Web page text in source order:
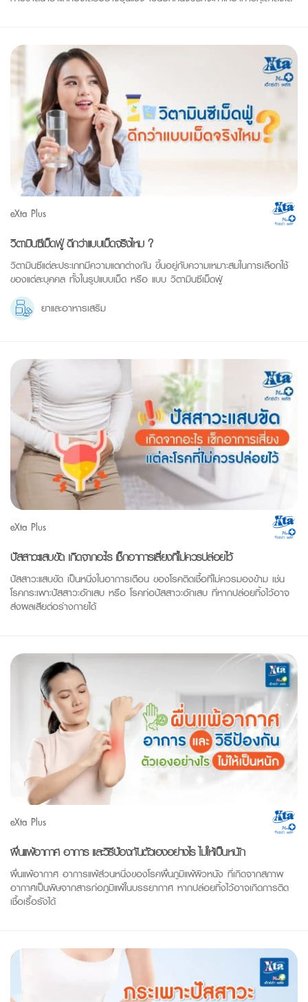
eXta Plus
วิตามินซีเม็ดฟู่ ดีกว่าแบบเม็ดจริงไหม ?
วิตามินซีแต่ละประเภทมีความแตกต่างกัน ขึ้นอยู่กับความเหมาะสมในการเลือกใช้
ของแต่ละบุคคล ทั้งในรูปแบบเม็ด หรือ แบบ วิตามินซีเม็ดฟู่
ยาและอาหารเสริม
eXta Plus
ปัสสาวะแสบขัด เกิดจากอะไร เช็กอาการเสี่ยงที่ไม่ควรปล่อยไว้
ปัสสาวะแสบขัด เป็นหนึ่งในอาการเตือน ของโรคติดเชื้อที่ไม่ควรมองข้าม เช่น
โรคกระเพาะปัสสาวะอักเสบ หรือ โรคท่อปัสสาวะอักเสบ ที่หากปล่อยทิ้งไว้อาจ
ส่งผลเสียต่อร่างกายได้
eXta Plus
ผื่นแพ้อากาศ อาการ และวิธีป้องกันตัวเองอย่างไร ไม่ให้เป็นหนัก
ผื่นแพ้อากาศ อาการแพ้ส่วนหนึ่งของโรคผื่นภูมิแพ้ผิวหนัง ที่เกิดจากสภาพ
อากาศเป็นพิษจากสารก่อภูมิแพ้ในบรรยากาศ หากปล่อยทิ้งไว้อาจเกิดการติด
เชื้อเรื้อรังได้